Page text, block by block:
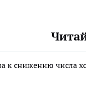
к снижению числа